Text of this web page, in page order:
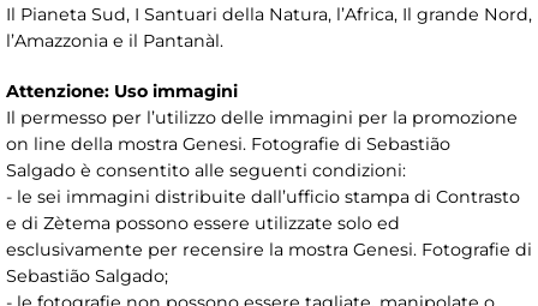
Il Pianeta Sud, I Santuari della Natura, l’Africa, Il grande Nord,
l’Amazzonia e il Pantanàl.
Attenzione: Uso immagini
Il permesso per l’utilizzo delle immagini per la promozione
on line della mostra Genesi. Fotografie di Sebastião
Salgado è consentito alle seguenti condizioni:
- le sei immagini distribuite dall’ufficio stampa di Contrasto
e di Zètema possono essere utilizzate solo ed
esclusivamente per recensire la mostra Genesi. Fotografie di
Sebastião Salgado;